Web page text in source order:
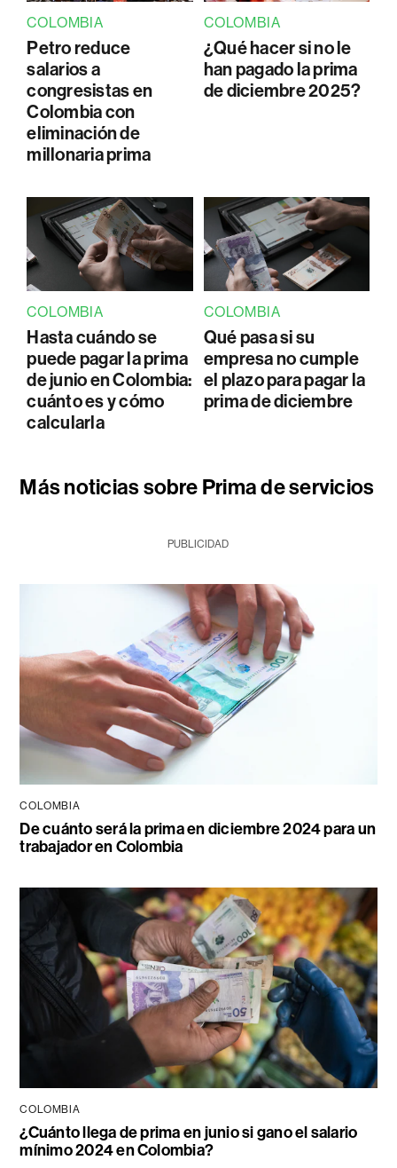
COLOMBIA
Petro reduce
salarios a
congresistas en
Colombia con
eliminación de
millonaria prima
COLOMBIA
¿Qué hacer si no le
han pagado la prima
de diciembre 2025?
COLOMBIA
Hasta cuándo se
puede pagar la prima
de junio en Colombia:
cuánto es y cómo
calcularla
COLOMBIA
Qué pasa si su
empresa no cumple
el plazo para pagar la
prima de diciembre
Más noticias sobre Prima de servicios
PUBLICIDAD
COLOMBIA
De cuánto será la prima en diciembre 2024 para un
trabajador en Colombia
COLOMBIA
¿Cuánto llega de prima en junio si gano el salario
mínimo 2024 en Colombia?